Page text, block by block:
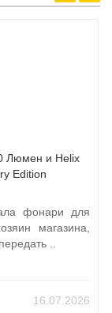
Люмен и Helix
Edition
фонари для
магазина,
..
16.07.2026